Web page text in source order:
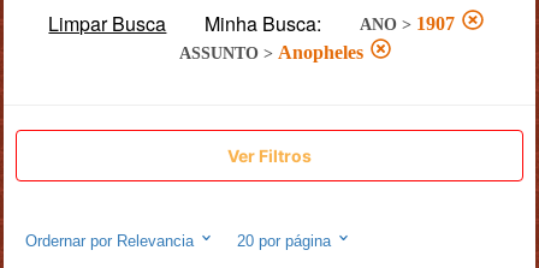
Limpar Busca Minha Busca: ANO > 1907
ASSUNTO> Anopheles
Ver Filtros
Ordernar por Relevancia 20por página